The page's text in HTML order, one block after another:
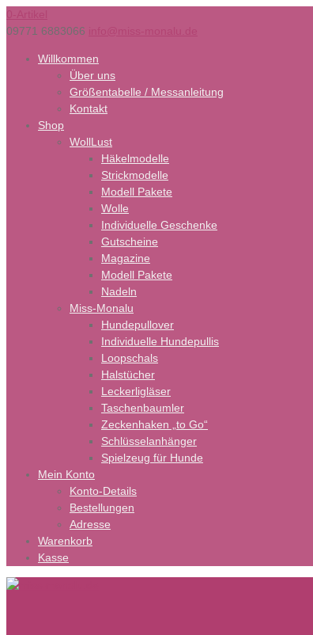
09771 6883066
Willkommen
Über uns
Größentabelle / Messanleitung
Kontakt
Shop
WollLust
Häkelmodelle
Strickmodelle
Modell Pakete
Wolle
Individuelle Geschenke
Gutscheine
Magazine
Modell Pakete
Nadeln
Miss-Monalu
Hundepullover
Individuelle Hundepullis
Loopschals
Halstücher
Leckerligläser
Taschenbaumler
Zeckenhaken „to Go“
Schlüsselanhänger
Spielzeug für Hunde
Mein Konto
Konto-Details
Bestellungen
Adresse
Warenkorb
Kasse